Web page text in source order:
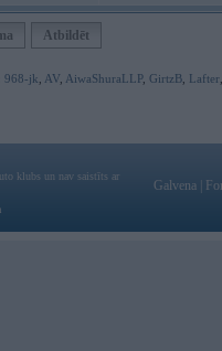
Atbildēt
968-jk AV AiwaShuraLLP, GirtzB Lafter
klubs un nav saistīts ar
Galvena